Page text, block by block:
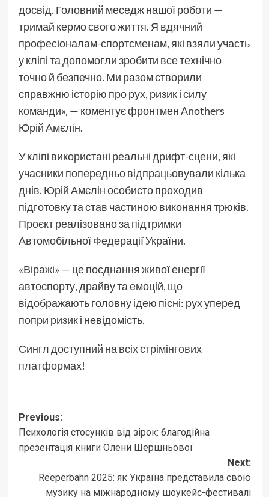
досвід. Головний меседж нашої роботи —
тримай кермо свого життя. Я вдячний
професіоналам-спортсменам, які взяли участь
у кліпі та допомогли зробити все технічно
точно й безпечно. Ми разом створили
справжню історію про рух, ризик і силу
команди», — коментує фронтмен Anothers
Юрій Амєлін.
У кліпі використані реальні дрифт-сцени, які
учасники попередньо відпрацьовували кілька
днів. Юрій Амєлін особисто проходив
підготовку та став частиною виконання трюків.
Проєкт реалізовано за підтримки
Автомобільної Федерації України.
«Віражі» — це поєднання живої енергії
автоспорту, драйву та емоцій, що
відображають головну ідею пісні: рух уперед
попри ризик і невідомість.
Сингл доступний на всіх стрімінгових
платформах!
Post
navigation
Previous:
Психологія стосунків від зірок: благодійна
презентація книги Олени Шершньової
Next:
Reeperbahn 2025: як Україна представила свою
музику на міжнародному шоукейс-фестивалі